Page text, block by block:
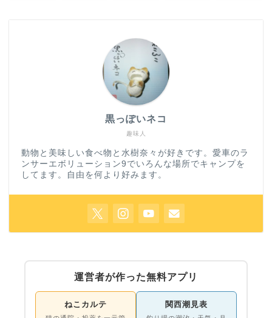
趣味人
黒っぽいネコ
動物と美味しい食べ物と水樹奈々が好きです。愛車のラ
ンサーエボリューション9でいろんな場所でキャンプを
してます。自由を何より好みます。
運営者が作った無料アプリ
ねこカルテ 関西潮見表